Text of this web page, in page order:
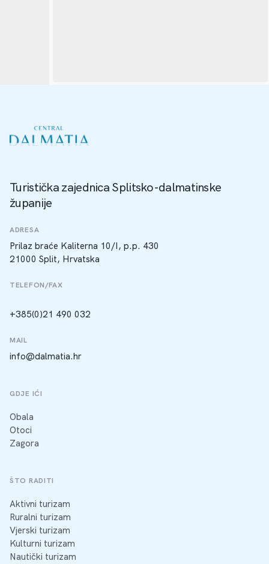
Turistička zajednica Splitsko-dalmatinske
županije
ADRESA
Prilaz braće Kaliterna 10/I, p.p. 430
21000 Split, Hrvatska
TELEFON/FAX
+385(0)21 490 032
MAIL
info@dalmatia.hr
GDJE IĆI
Obala
Otoci
Zagora
ŠTO RADITI
Aktivni turizam
Ruralni turizam
Vjerski turizam
Kulturni turizam
Nautički turizam